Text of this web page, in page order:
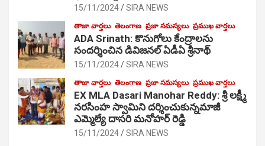
15/11/2024 SIRA NEWS
తాజా వార్తలు తెలంగాణ ప్రజా సమస్యలు ప్రముఖ వార్తలు
ADA Srinath: కొనుగోలు కేంద్రాల‌ను
సంద‌ర్శించిన డివిజనల్ ఏడీఏ శ్రీనాథ్
15/11/2024 SIRA NEWS
తాజా వార్తలు తెలంగాణ ప్రజా సమస్యలు ప్రముఖ వార్తలు
EX MLA Dasari Manohar Reddy: శ్రీ లక్ష్మీ
నరసింహ స్వామిని దర్శించుకున్నమాజీ
ఎమ్మెల్యే దాసరి మనోహర్ రెడ్డి
15/11/2024 SIRA NEWS